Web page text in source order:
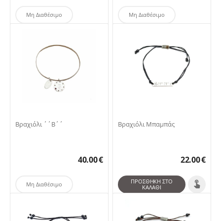
Μη Διαθέσιμο Μη Διαθέσιμο
Βραχιόλι ΄΄Β΄΄
40.00€
Μη Διαθέσιμο
Βραχιόλι Μπαμπάς
22.00€
ΠΡΟΣΘΉΚΗ ΣΤΟ
ΚΑΛΆΘΙ